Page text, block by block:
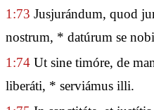
1:73 Jusjurándum, quod
nostrum, * datúrum se
1:74 Ut sine timóre, de
liberáti, * serviámus illi.